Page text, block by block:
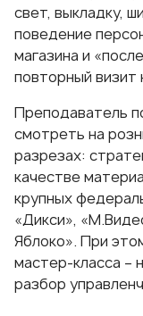
свет, выкладку,
поведение
магазина и
повторный визит
Преподаватель
смотреть на
разрезах:
качестве
крупных
«Дикси»,
Яблоко». При
мастер-класса –
разбор